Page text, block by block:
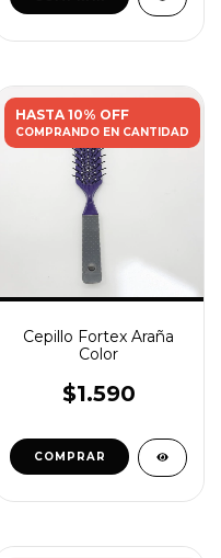
HASTA 10% OFF
COMPRANDO EN CANTIDAD
Cepillo Fortex Araña
Color
$1.590